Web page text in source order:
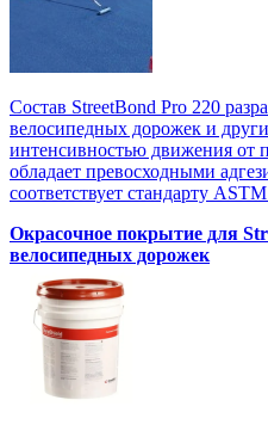
Состав StreetBond Pro 220
велосипедных дорожек и
интенсивностью движения от
обладает превосходными
соответствует стандарту
Окрасочное покрытие для
велосипедных дорожек